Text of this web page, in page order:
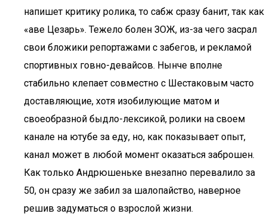
напишет критику ролика, то сабж сразу банит, так как
«аве Цезарь». Тежело болен ЗОЖ, из-за чего засрал
свои бложики репортажами с забегов, и рекламой
спортивных говно-девайсов. Нынче вполне
стабильно клепает совместно с Шестаковым часто
доставляющие, хотя изобилующие матом и
своеобразной быдло-лексикой, ролики на своем
канале на ютубе за еду, но, как показывает опыт,
канал может в любой момент оказаться заброшен.
Как только Андрюшеньке внезапно перевалило за
50, он сразу же забил за шалопайство, наверное
решив задуматься о взрослой жизни.